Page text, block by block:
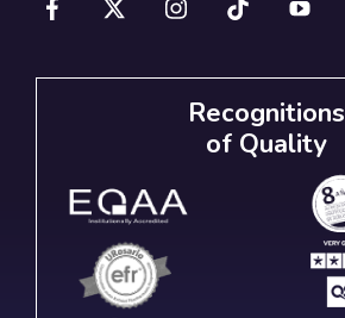
Recognitions
of Quality